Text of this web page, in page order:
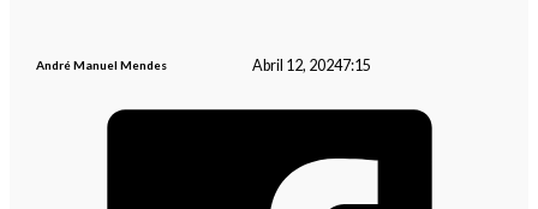
André Manuel Mendes Abril 12, 20247:15